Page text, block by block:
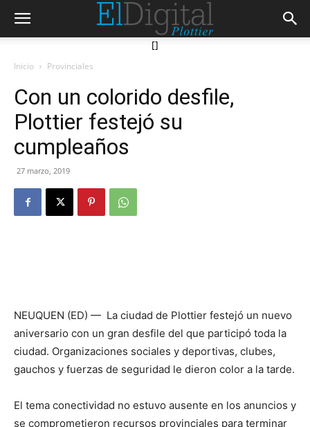
[]
Inicio Provinciales
Con un colorido desfile,
Plottier festejó su
cumpleaños
27 marzo, 2019
NEUQUEN (ED) — La ciudad de Plottier festejó un nuevo
aniversario con un gran desfile del que participó toda la
ciudad. Organizaciones sociales y deportivas, clubes,
gauchos y fuerzas de seguridad le dieron color a la tarde.
El tema conectividad no estuvo ausente en los anuncios y
se comprometieron recursos provinciales para terminar